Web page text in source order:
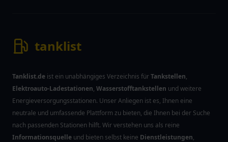
tanklist
Tanklist.de ist ein unabhängiges Verzeichnis fürTankstellen,
Elektroauto-Ladestationen, Wasserstofftankstellen und weitere
Energieversorgungsstationen. Unser Anliegen ist es, Ihnen eine
neutrale und umfassende Plattform zu bieten, die Ihnen bei der Suche
nach passenden Stationen hilft. Wir verstehen uns als reine
Informationsquelle und bieten selbst keine Dienstleistungen,